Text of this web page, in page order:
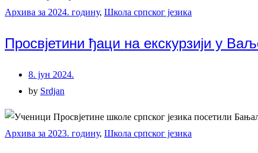
Архива за 2024. годину, Школа српског језика
Просвјетини ђаци на екскурзији у
8. јун 2024.
by Srdjan
Архива за 2023. годину, Школа српског језика